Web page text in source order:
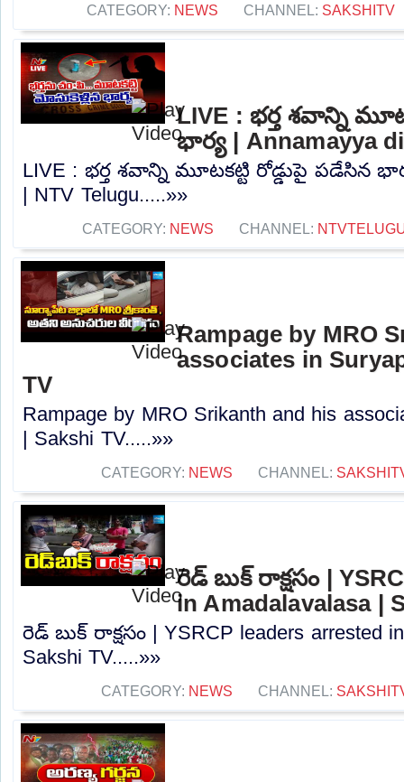
CATEGORY: NEWS CHANNEL: SAKSHITV
LIVE : భర్త శవాన్ని
భార్య | Annamayya
LIVE : భర్త శవాన్ని మూటకట్టి రోడ్డుపై పడేసిన
| NTV Telugu.....»»
CATEGORY: NEWS CHANNEL:
Rampage by MRO
associates in
TV
Rampage by MRO Srikanth and his
| Sakshi TV.....»»
CATEGORY: NEWS CHANNEL:
రెడ్ బుక్ రాక్షసం |
in Amadalavalasa |
రెడ్ బుక్ రాక్షసం | YSRCP leaders arrested
Sakshi TV.....»»
CATEGORY: NEWS CHANNEL: